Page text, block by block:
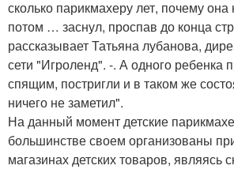
сколько парикмахеру лет, почему
потом … заснул, проспав до конца
рассказывает Татьяна лубанова,
сети "Игроленд". -. А одного ребенка
спящим, постригли и в таком же
ничего не заметил".
На данный момент детские
большинстве своем организованы
магазинах детских товаров, являясь